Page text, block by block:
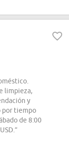
limpieza,
y
por tiempo
de 8:00